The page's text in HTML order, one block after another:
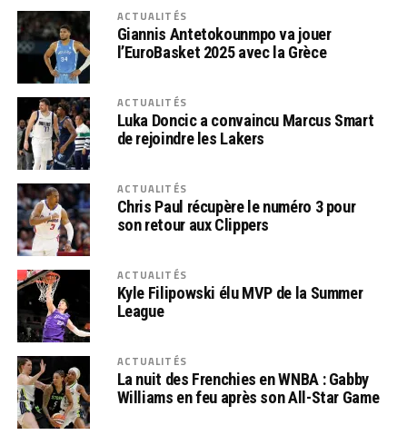
ACTUALITÉS
Giannis Antetokounmpo va jouer
l’EuroBasket 2025 avec la Grèce
ACTUALITÉS
Luka Doncic a convaincu Marcus Smart
de rejoindre les Lakers
ACTUALITÉS
Chris Paul récupère le numéro 3 pour
son retour aux Clippers
ACTUALITÉS
Kyle Filipowski élu MVP de la Summer
League
ACTUALITÉS
La nuit des Frenchies en WNBA : Gabby
Williams en feu après son All-Star Game